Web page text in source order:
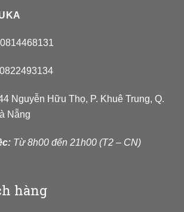
0814468131
Nguyễn Hữu Thọ, P. Khuê Trung, Q.
Nẵng
Từ 8h00 đến 21h00 (T2 – CN)
hàng